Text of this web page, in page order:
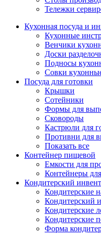
Тележки
Кухонная посуда и
Кухонные
Венчики
Доски
Подносы
Совки
Посуда для готовки
Крышки
Сотейники
Формы для
Сковороды
Кастрюли для
Противни для
Показать все
Контейнер пищевой
Емкости для
Контейнеры
Кондитерский
Кондитерские
Кондитерский
Кондитерские
Кондитерские
Форма